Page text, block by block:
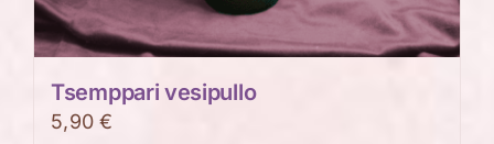
Tsemppari vesipullo
5,90€